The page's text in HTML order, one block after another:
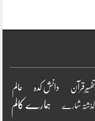
تفسیرقرآن دانش کدہ عالم
گذشتہ شمارے
ہمارے کالم